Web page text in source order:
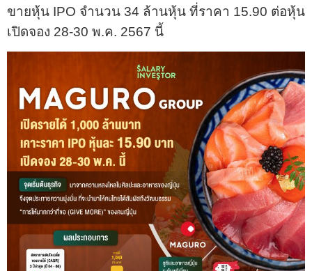
ขายหุ้น IPO จำนวน 34 ล้านหุ้น ที่ราคา 15.90 ต่อหุ้น
เปิดจอง 28-30 พ.ค. 2567 นี้